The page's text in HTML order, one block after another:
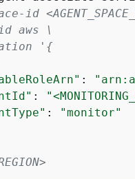
id
aws \
' {
:
:
:
"monitor"